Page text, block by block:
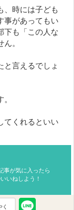
、時には子ども
事があってもい
下も「この人な
。
と言えるでしょ
てくれるといい
事が気に入ったら
いいねしよう！
く